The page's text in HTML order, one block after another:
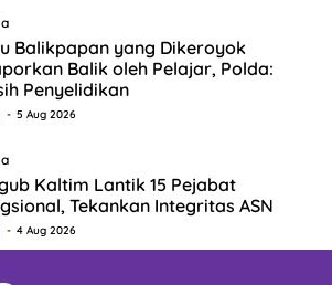
Balikpapan yang Dikeroyok
Balik oleh Pelajar, Polda:
Penyelidikan
5 Aug 2026
Kaltim Lantik 15 Pejabat
Tekankan Integritas ASN
4 Aug 2026